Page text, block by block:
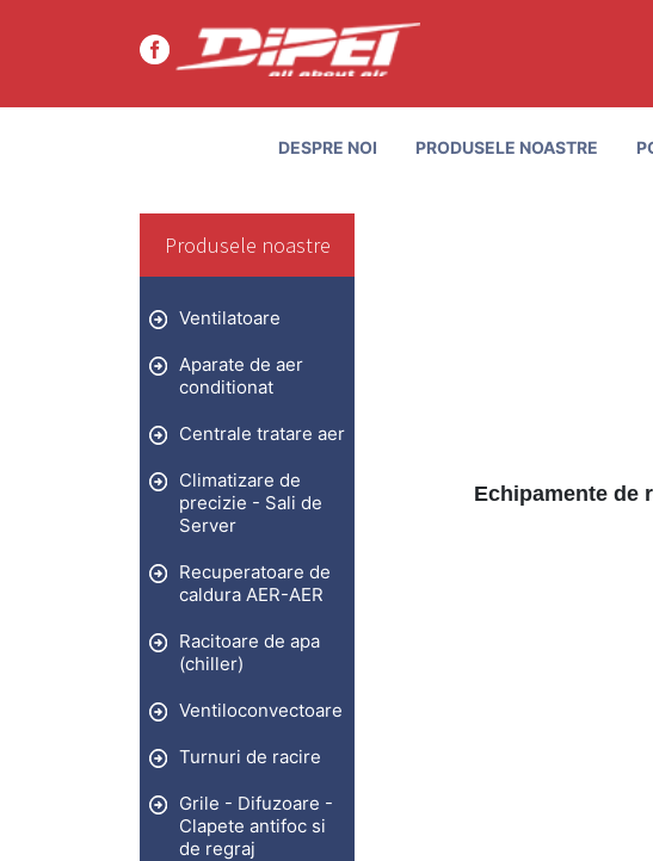
DESPRE NOI PRODUSELE NOASTRE
Produsele noastre
Ventilatoare
Aparate de aer
conditionat
Centrale tratare aer
Climatizare de
precizie - Sali de
Server
Recuperatoare de
caldura AER-AER
Racitoare de apa
(chiller)
Ventiloconvectoare
Turnuri de racire
Grile - Difuzoare -
Clapete antifoc si
de regraj
Echipamente de